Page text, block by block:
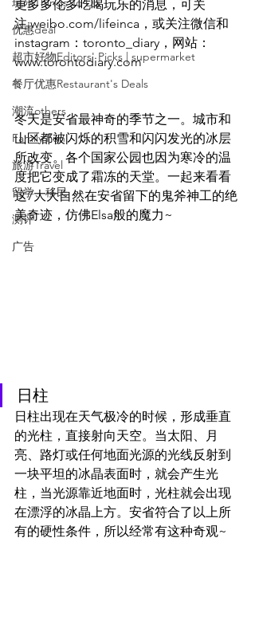
优惠deal
超市好物Editors' Picks | supermarket
餐厅优惠Restaurant's Deals
潮流others
Family Fun
旅游Travel
留学、移民
测评
广告
更多多伦多吃喝玩乐的消息，可关
注:weibo.com/lifeinca，或关注微信和
instagram：toronto_diary，网站：
www.torontodiary.com
冬天是安省最神奇的季节之一。城市和
山区都被闪烁的积雪和闪闪发光的冰层
所改变。各个国家公园也因为寒冷的温
度把它变成了霜冻的天堂。一起来看看
这7大大自然在安省留下的鬼斧神工的绝
美奇迹，仿佛Elsa般的魔力~
日柱
日柱出现在天气极冷的时候，形成垂直
的光柱，直接射向天空。当太阳、月
亮、路灯或任何地面光源的光线反射到
一块平坦的冰晶表面时，就会产生光
柱，当光源靠近地面时，光柱就会出现
在漂浮的冰晶上方。安省符合了以上所
有的硬性条件，所以经常有这种奇观~